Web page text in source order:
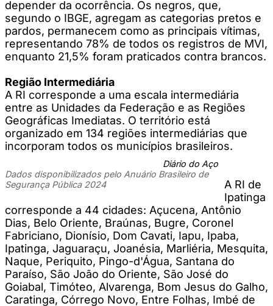
depender da ocorrência. Os negros, que,
segundo o IBGE, agregam as categorias pretos e
pardos, permanecem como as principais vítimas,
representando 78% de todos os registros de MVI,
enquanto 21,5% foram praticados contra brancos.
Região Intermediária
A RI corresponde a uma escala intermediária
entre as Unidades da Federação e as Regiões
Geográficas Imediatas. O território está
organizado em 134 regiões intermediárias que
incorporam todos os municípios brasileiros.
Diário do Aço
Dados disponibilizados pelo Anuário Brasileiro de
Segurança Pública 2024
A RI de
Ipatinga
corresponde a 44 cidades: Açucena, Antônio
Dias, Belo Oriente, Braúnas, Bugre, Coronel
Fabriciano, Dionísio, Dom Cavati, Iapu, Ipaba,
Ipatinga, Jaguaraçu, Joanésia, Marliéria, Mesquita,
Naque, Periquito, Pingo-d'Água, Santana do
Paraíso, São João do Oriente, São José do
Goiabal, Timóteo, Alvarenga, Bom Jesus do Galho,
Caratinga, Córrego Novo, Entre Folhas, Imbé de